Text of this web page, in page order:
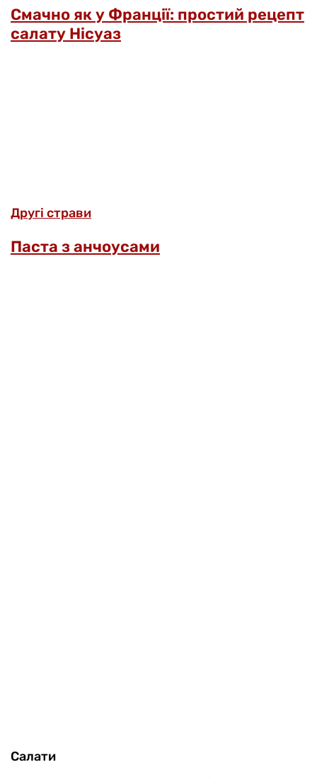
Смачно як у Франції: простий рецепт
салату Нісуаз
Другі страви
Паста з анчоусами
Салати